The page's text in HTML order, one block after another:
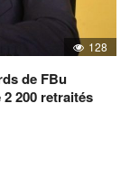
128
de FBu
200 retraités